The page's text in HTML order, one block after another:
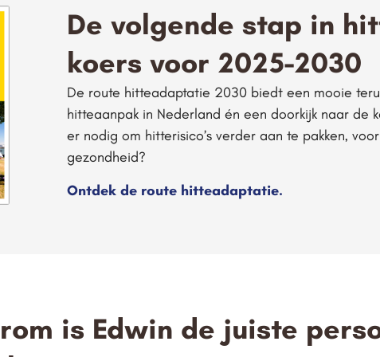
De volgende stap in
koers voor 2025-2030
De route hitteadaptatie 2030 biedt een mooie
hitteaanpak in Nederland én een doorkijk naar de
er nodig om hitterisico’s verder aan te pakken,
gezondheid?
Ontdek de route hitteadaptatie.
is Edwin de juiste